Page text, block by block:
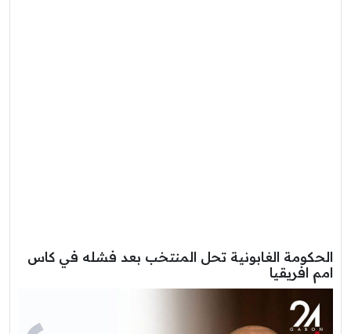
الحكومة الغابونية تحل المنتخب بعد فشله في كاس
امم افريقيا